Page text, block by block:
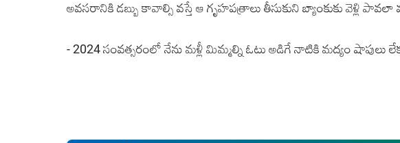
అవసరానికి డబ్బు కావాల్సి వస్తే ఆ గృహపత్రాలు తీసుకుని బ్యాంకుకు వెళ్లి పావలా
- 2024 సంవత్సరంలో నేను మళ్లీ మిమ్మల్ని ఓటు అడిగే నాటికి మద్యం షాపులు